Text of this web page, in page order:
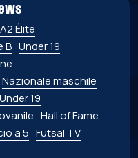
Élite
B Under 19
Nazionale maschile
19
Hall of Fame
a 5 Futsal TV